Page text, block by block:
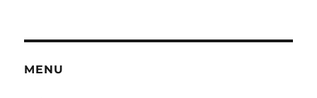
MENU